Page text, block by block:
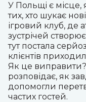
У Польщі є місце,
тих, хто шукає
ігровий клуб, де
зустрічей
тут постала
клієнтів
Як це виправити?
розповідає, як
допомогли
частих гостей.